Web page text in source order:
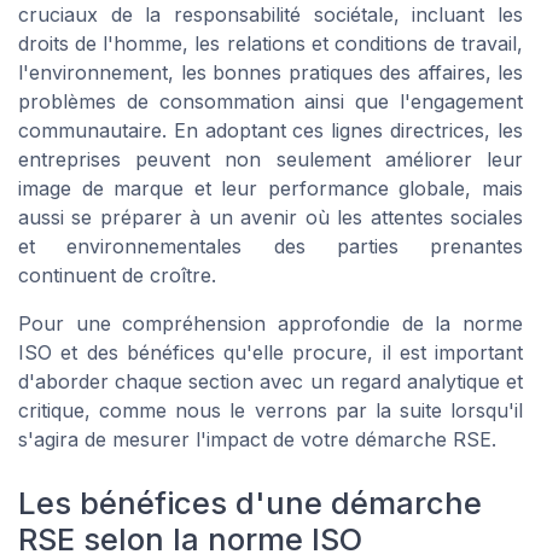
cruciaux de la responsabilité sociétale, incluant les
droits de l'homme, les relations et conditions de travail,
l'environnement, les bonnes pratiques des affaires, les
problèmes de consommation ainsi que l'engagement
communautaire. En adoptant ces lignes directrices, les
entreprises peuvent non seulement améliorer leur
image de marque et leur performance globale, mais
aussi se préparer à un avenir où les attentes sociales
et environnementales des parties prenantes
continuent de croître.
Pour une compréhension approfondie de la norme
ISO et des bénéfices qu'elle procure, il est important
d'aborder chaque section avec un regard analytique et
critique, comme nous le verrons par la suite lorsqu'il
s'agira de mesurer l'impact de votre démarche RSE.
Les bénéfices d'une démarche
RSE selon la norme ISO